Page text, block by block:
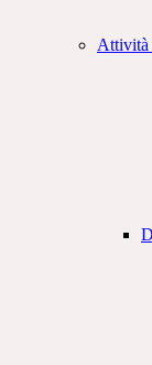
Attività